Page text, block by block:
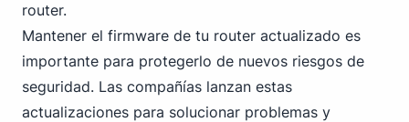
router.
Mantener el firmware de tu router actualizado es
importante para protegerlo de nuevos riesgos de
seguridad. Las compañías lanzan estas
actualizaciones para solucionar problemas y